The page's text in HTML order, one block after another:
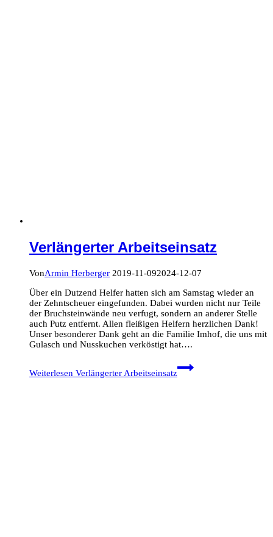
Verlängerter Arbeitseinsatz
VonArmin Herberger 2019-11-092024-12-07
Über ein Dutzend Helfer hatten sich am Samstag wieder an
der Zehntscheuer eingefunden. Dabei wurden nicht nur Teile
der Bruchsteinwände neu verfugt, sondern an anderer Stelle
auch Putz entfernt. Allen fleißigen Helfern herzlichen Dank!
Unser besonderer Dank geht an die Familie Imhof, die uns mit
Gulasch und Nusskuchen verköstigt hat….
Weiterlesen Verlängerter Arbeitseinsatz